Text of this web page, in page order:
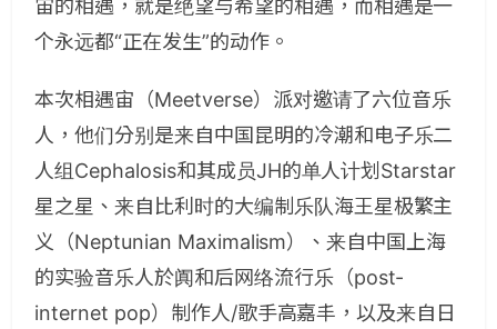
宙的相遇，就是绝望与希望的相遇，而相遇是一
个永远都“正在发生”的动作。
本次相遇宙（Meetverse）派对邀请了六位音乐
人，他们分别是来自中国昆明的冷潮和电子乐二
人组Cephalosis和其成员JH的单人计划Starstar
星之星、来自比利时的大编制乐队海王星极繁主
义（Neptunian Maximalism）、来自中国上海
的实验音乐人於阗和后网络流行乐（post-
internet pop）制作人/歌手高嘉丰，以及来自日